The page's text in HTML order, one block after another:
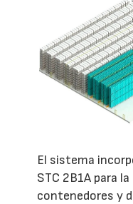
El sistema
STC 2B1A para
contenedores y